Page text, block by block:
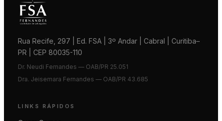
Rua Recife, 297 | Ed. FSA | 3º Andar | Cabral | Curitiba–
PR | CEP 80035-110
Dr. Neudi Fernandes — OAB/PR 25.051
Dra. Jeisemara Fernandes — OAB/PR 43.685
LINKS RÁPIDOS